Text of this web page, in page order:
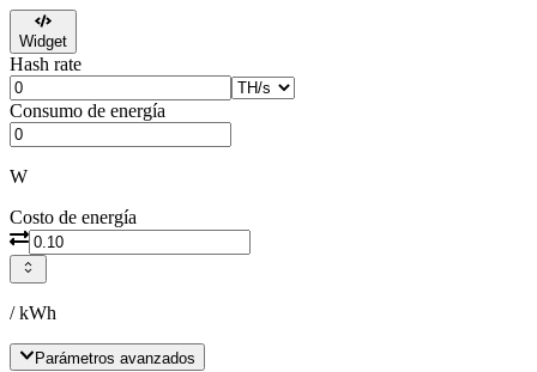
Widget
Hash rate
Consumo de energía
W
Costo de energía
/ kWh
Parámetros avanzados